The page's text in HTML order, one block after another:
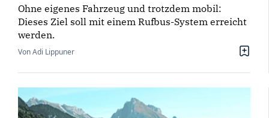
Ohne eigenes Fahrzeug und trotzdem mobil:
Dieses Ziel soll mit einem Rufbus-System erreicht
werden.
Von Adi Lippuner